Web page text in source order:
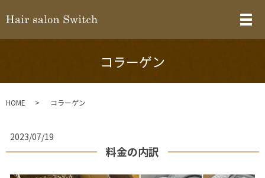
メ
コラーゲン
HOME コラーゲン
2023/07/19
料金の内訳